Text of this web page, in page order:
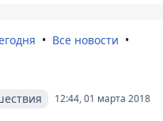
Все новости
12:44, 01 марта 2018